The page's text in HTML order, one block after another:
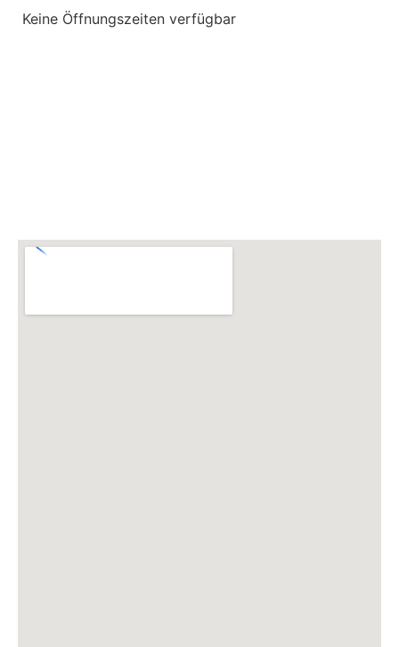
Keine Öffnungszeiten verfügbar